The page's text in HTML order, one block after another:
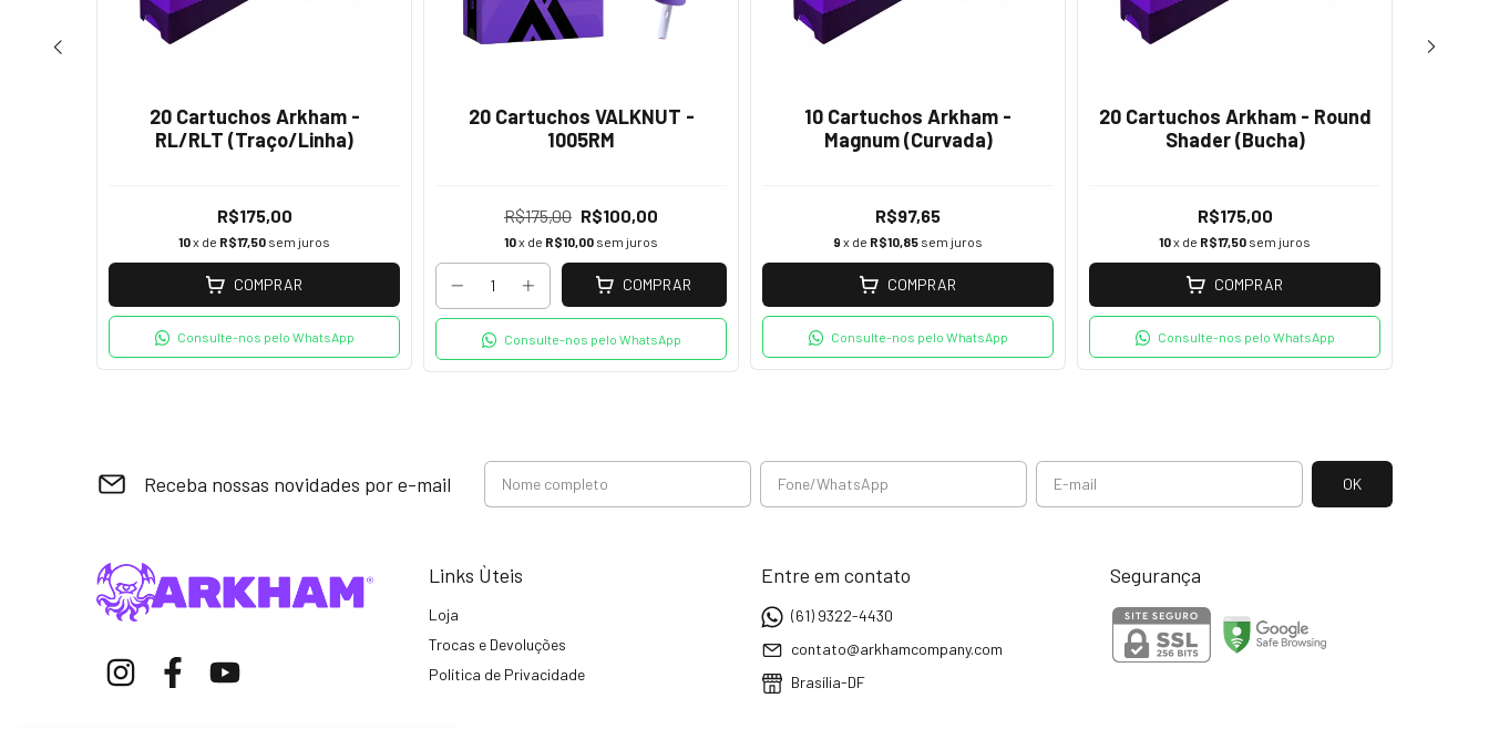
20 Cartuchos Arkham -
RL/RLT (Traço/Linha)
R$175,00
10x de R$17,50 sem juros
COMPRAR
Consulte-nos pelo WhatsApp
20 Cartuchos VALKNUT -
1005RM
R$175,00 R$100,00
10x de R$10,00 sem juros
COMPRAR
Consulte-nos pelo WhatsApp
10 Cartuchos Arkham -
Magnum (Curvada)
R$97,65
9 x de R$10,85 sem juros
COMPRAR
Consulte-nos pelo WhatsApp
20 Cartuchos Arkham - Round
Shader (Bucha)
R$175,00
10x de R$17,50 sem juros
COMPRAR
Consulte-nos pelo WhatsApp
Receba nossas novidades por e-mail
Links Ùteis
Loja
Trocas e Devoluções
Política de Privacidade
Entre em contato
(61) 9322-4430
contato@arkhamcompany.com
Brasília-DF
Segurança